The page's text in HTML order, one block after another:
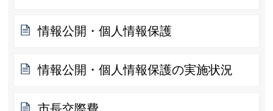
情報公開・個人情報保護
情報公開・個人情報保護の実施状況